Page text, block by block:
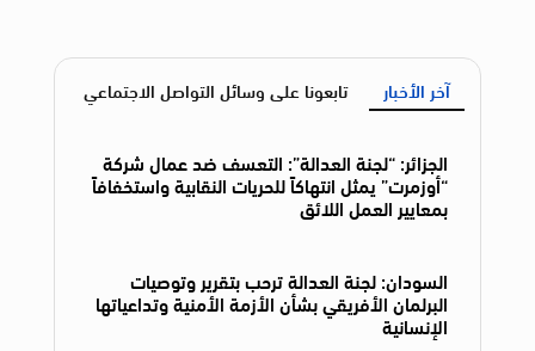
آخر الأخبار تابعونا على وسائل التواصل الاجتماعي
الجزائر: “لجنة العدالة”: التعسف ضد عمال شركة
“أوزمرت” يمثل انتهاكاً للحريات النقابية واستخفافاً
بمعايير العمل اللائق
السودان: لجنة العدالة ترحب بتقرير وتوصيات
البرلمان الأفريقي بشأن الأزمة الأمنية وتداعياتها
الإنسانية